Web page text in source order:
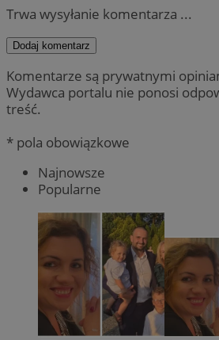
Trwa wysyłanie komentarza ...
Dodaj komentarz
Komentarze są prywatnymi
Wydawca portalu nie ponosi
treść.
* pola obowiązkowe
Najnowsze
Popularne